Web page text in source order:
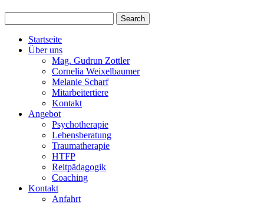
Startseite
Über uns
Mag. Gudrun Zottler
Cornelia Weixelbaumer
Melanie Scharf
Mitarbeitertiere
Kontakt
Angebot
Psychotherapie
Lebensberatung
Traumatherapie
HTFP
Reitpädagogik
Coaching
Kontakt
Anfahrt